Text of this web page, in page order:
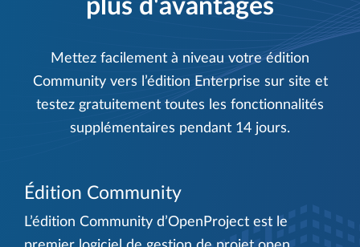
plus d'avantages
Mettez facilement à niveau votre édition
Community vers l’édition Enterprise sur site et
testez gratuitement toutes les fonctionnalités
supplémentaires pendant 14 jours.
Édition Community
L’édition Community d’OpenProject est le